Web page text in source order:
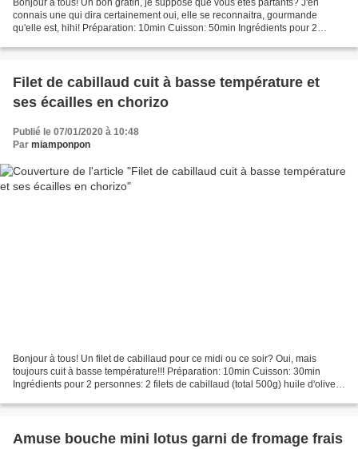
Bonjour à tous! Un bon gratin, je suppose que vous êtes partants? J'en
connais une qui dira certainement oui, elle se reconnaitra, gourmande
qu'elle est, hihi! Préparation: 10min Cuisson: 50min Ingrédients pour 2
Filet de cabillaud cuit à basse température et
ses écailles en chorizo
Publié le 07/01/2020 à 10:48
Par miamponpon
Bonjour à tous! Un filet de cabillaud pour ce midi ou ce soir? Oui, mais
toujours cuit à basse température!!! Préparation: 10min Cuisson: 30min
Ingrédients pour 2 personnes: 2 filets de cabillaud (total 500g) huile d'olive*
Amuse bouche mini lotus garni de fromage frais